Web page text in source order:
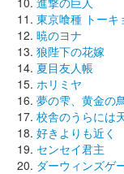
東京喰種 トーキ
暁のヨナ
狼陛下の花嫁
夏目友人帳
ホリミヤ
夢の雫、黄金の
校舎のうらには
好きよりも近く
センセイ君主
ダーウィンズゲ